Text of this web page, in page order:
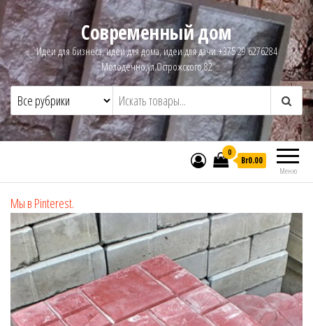
Современный дом
Идеи для бизнеса, идеи для дома, идеи для дачи +375 29 6276284
Молодечно,ул.Острожского,82
Меню
0
Br0.00
Мы в Pinterest.